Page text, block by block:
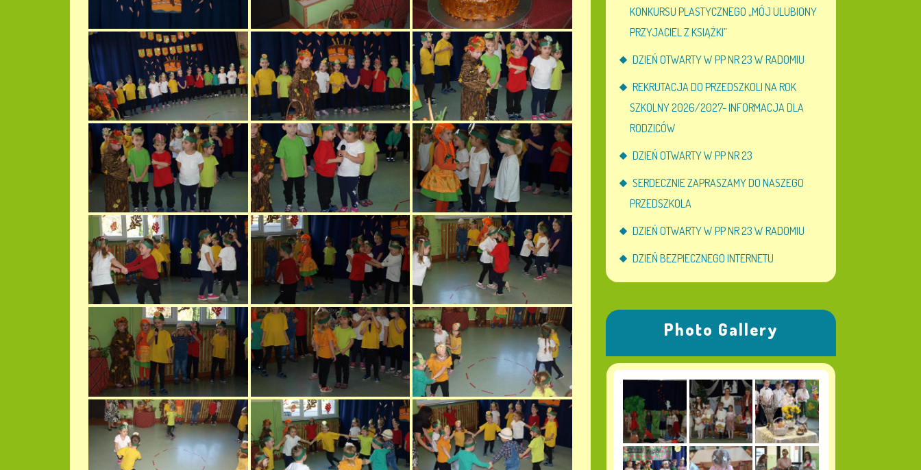
KONKURSU PLASTYCZNEGO „MÓJ ULUBIONY
PRZYJACIEL Z KSIĄŻKI”
DZIEŃ OTWARTY W PP NR 23 W RADOMIU
REKRUTACJA DO PRZEDSZKOLI NA ROK
SZKOLNY 2026/2027- INFORMACJA DLA
RODZICÓW
DZIEŃ OTWARTY W PP NR 23
SERDECZNIE ZAPRASZAMY DO NASZEGO
PRZEDSZKOLA
DZIEŃ OTWARTY W PP NR 23 W RADOMIU
DZIEŃ BEZPIECZNEGO INTERNETU
Photo Gallery